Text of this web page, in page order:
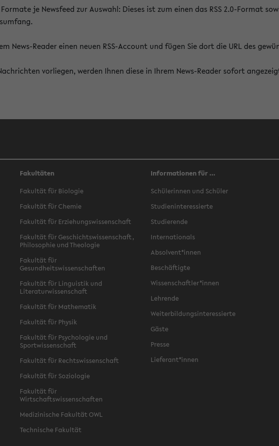
je Newsfeed zur Auswahl: Dieses ist zum einen das RSS 2.0-Format
News-Reader einen neuen RSS-Account und fügen Sie dort die URL des
vorliegen, werden Ihnen diese in Ihrem News-Reader sofort
Fakultäten
Fakultät für Biologie
Fakultät für Chemie
Fakultät für Erziehungswissenschaft
Fakultät für Geschichtswissenschaft,
Philosophie und Theologie
Fakultät für
Gesundheitswissenschaften
Fakultät für Linguistik und
Literaturwissenschaft
Fakultät für Mathematik
Fakultät für Physik
Fakultät für Psychologie und
Sportwissenschaft
Fakultät für Rechtswissenschaft
Fakultät für Soziologie
Fakultät für
Wirtschaftswissenschaften
Medizinische Fakultät OWL
Technische Fakultät
Informationen für ...
Schülerinnen und Schüler
Studieninteressierte
Studierende
Internationals
Absolvent*innen
Beschäftigte
Wissenschaftler*innen
Lehrende
Weiterbildungsinteressierte
Gäste
Presse
Lieferant*innen